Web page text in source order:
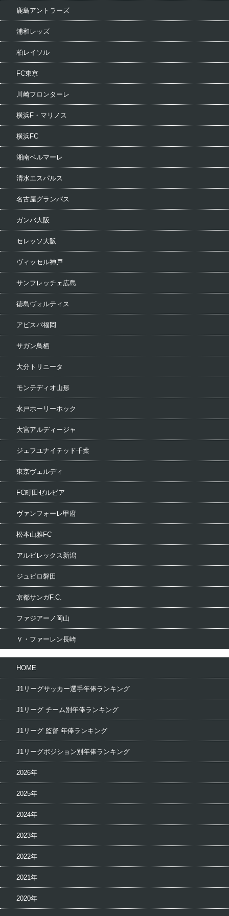
鹿島アントラーズ
浦和レッズ
柏レイソル
FC東京
川崎フロンターレ
横浜F・マリノス
横浜FC
湘南ベルマーレ
清水エスパルス
名古屋グランパス
ガンバ大阪
セレッソ大阪
ヴィッセル神戸
サンフレッチェ広島
徳島ヴォルティス
アビスパ福岡
サガン鳥栖
大分トリニータ
モンテディオ山形
水戸ホーリーホック
大宮アルディージャ
ジェフユナイテッド千葉
東京ヴェルディ
FC町田ゼルビア
ヴァンフォーレ甲府
松本山雅FC
アルビレックス新潟
ジュビロ磐田
京都サンガF.C.
ファジアーノ岡山
Ｖ・ファーレン長崎
HOME
J1リーグサッカー選手年俸ランキング
J1リーグ チーム別年俸ランキング
J1リーグ 監督 年俸ランキング
J1リーグポジション別年俸ランキング
2026年
2025年
2024年
2023年
2022年
2021年
2020年